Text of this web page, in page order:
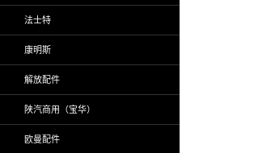
法士特
康明斯
解放配件
陕汽商用（宝华）
欧曼配件